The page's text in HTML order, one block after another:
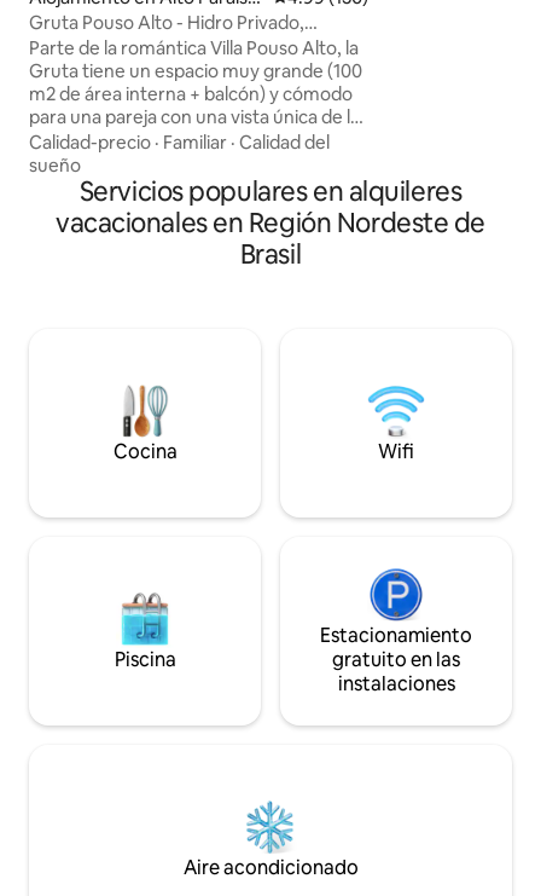
de Goiás
Gruta Pouso Alto - Hidro Privado,
¡Hermosa Vista!
Parte de la romántica Villa Pouso Alto, la
Gruta tiene un espacio muy grande (100
m2 de área interna + balcón) y cómodo
para una pareja con una vista única de las
montañas. Su arquitectura mezcla la
rústica de la chapada con la sofisticación
y la modernidad, lo que hace que la
estancia sea muy agradable y con gran
comodidad. Tiene hidroeléctrica,
Calidad-precio · Familiar · Calidad del
sueño
Servicios populares en alquileres
vacacionales en Región Nordeste de
Brasil
Cocina Wifi
Piscina
Estacionamiento
gratuito en las
instalaciones
Aire acondicionado